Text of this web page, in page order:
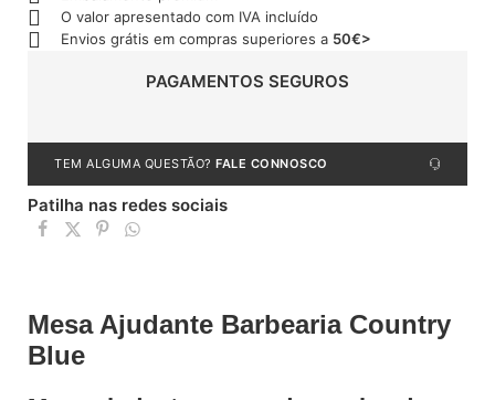
O valor apresentado com IVA incluído
Envios grátis em compras superiores a 50€>
PAGAMENTOS SEGUROS
TEM ALGUMA QUESTÃO? FALE CONNOSCO
Patilha nas redes sociais
Mesa Ajudante Barbearia Country
Blue